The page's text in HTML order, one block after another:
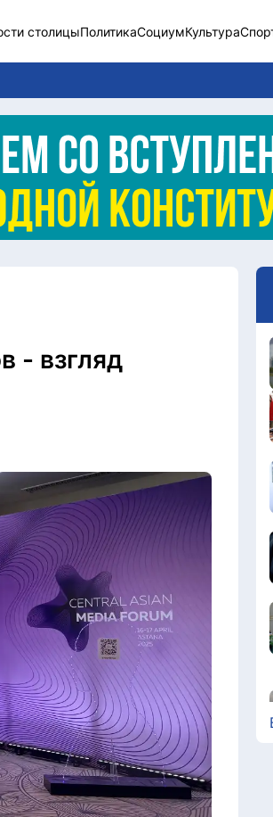
столицыПолитикаСоциумКультура
Новости столицы
Социум
Спорт
Этический кодекс
- взгляд